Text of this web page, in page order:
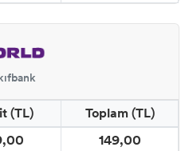
(TL)
Toplam (TL)
149,00